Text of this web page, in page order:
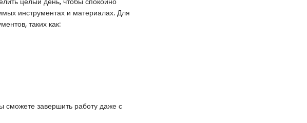
инструментах и материалах. Для
таких как:
сможете завершить работу даже с